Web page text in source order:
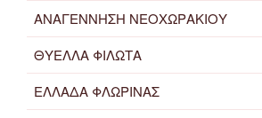
ΑΝΑΓΕΝΝΗΣΗ ΝΕΟΧΩΡΑΚΙΟΥ
ΘΥΕΛΛΑ ΦΙΛΩΤΑ
ΕΛΛΑΔΑ ΦΛΩΡΙΝΑΣ